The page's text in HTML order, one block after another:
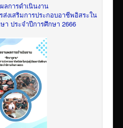
ลการดำเนินงาน
งเสริมการประกอบอาชีพอิสระใน
า ประจำปีการศึกษา 2666